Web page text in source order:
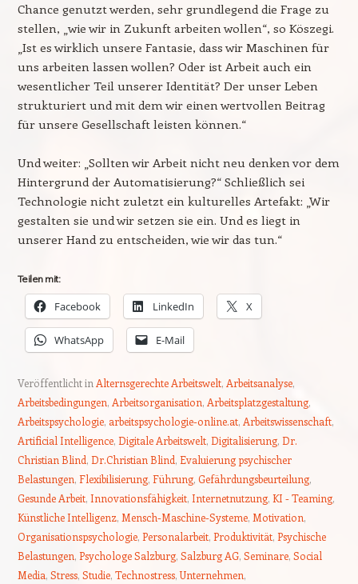
Chance genutzt werden, sehr grundlegend die Frage zu
stellen, „wie wir in Zukunft arbeiten wollen“, so Köszegi.
„Ist es wirklich unsere Fantasie, dass wir Maschinen für
uns arbeiten lassen wollen? Oder ist Arbeit auch ein
wesentlicher Teil unserer Identität? Der unser Leben
strukturiert und mit dem wir einen wertvollen Beitrag
für unsere Gesellschaft leisten können.“
Und weiter: „Sollten wir Arbeit nicht neu denken vor dem
Hintergrund der Automatisierung?“ Schließlich sei
Technologie nicht zuletzt ein kulturelles Artefakt: „Wir
gestalten sie und wir setzen sie ein. Und es liegt in
unserer Hand zu entscheiden, wie wir das tun.“
Teilen mit:
Facebook LinkedIn X
WhatsApp E-Mail
Veröffentlicht in Alternsgerechte Arbeitswelt, Arbeitsanalyse,
Arbeitsbedingungen, Arbeitsorganisation, Arbeitsplatzgestaltung,
Arbeitspsychologie, arbeitspsychologie-online.at, Arbeitswissenschaft,
Artificial Intelligence, Digitale Arbeitswelt, Digitalisierung, Dr.
Christian Blind, Dr.Christian Blind, Evaluierung psychischer
Belastungen, Flexibilisierung, Führung, Gefährdungsbeurteilung,
Gesunde Arbeit, Innovationsfähigkeit, Internetnutzung, KI - Teaming,
Künstliche Intelligenz, Mensch-Maschine-Systeme, Motivation,
Organisationspsychologie, Personalarbeit, Produktivität, Psychische
Belastungen, Psychologe Salzburg, Salzburg AG, Seminare, Social
Media, Stress, Studie, Technostress,Unternehmen,